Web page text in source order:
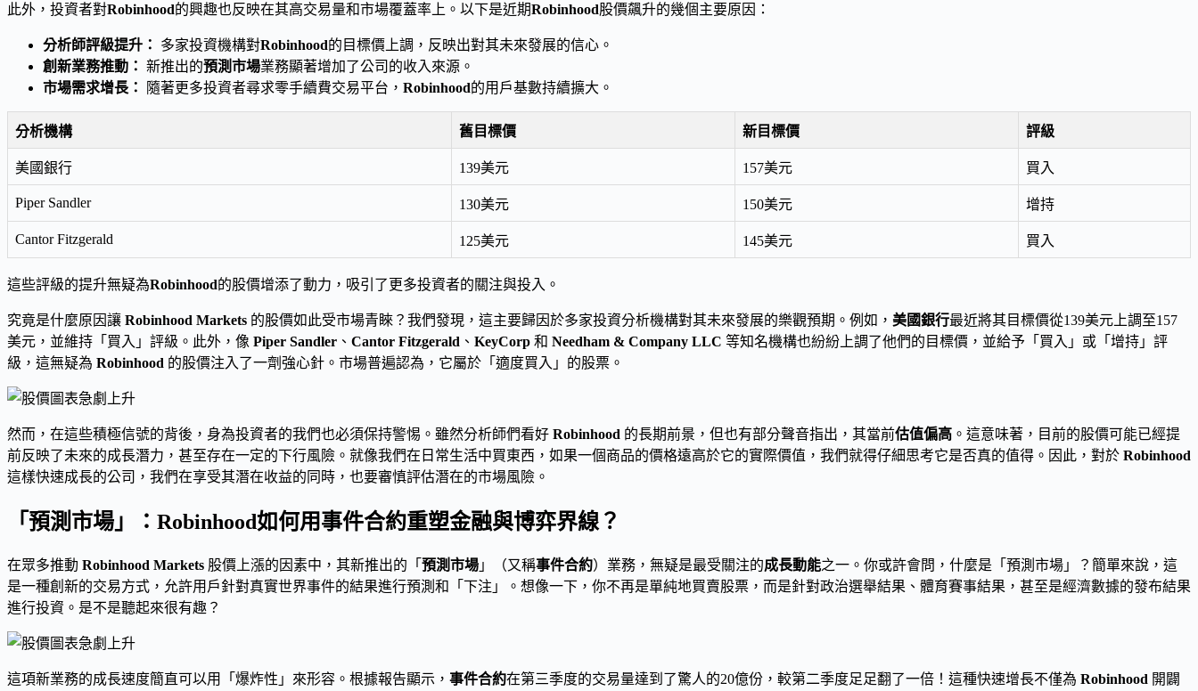
此外，投資者對Robinhood的興趣也反映在其高交易量和市場覆蓋率上。以下是近期Robinhood股價飆升的幾個主要原因：
分析師評級提升： 多家投資機構對Robinhood的目標價上調，反映出對其未來發展的信心。
創新業務推動： 新推出的預測市場業務顯著增加了公司的收入來源。
市場需求增長：
隨著更多投資者尋求零手續費交易平台， Robinhood的用戶基數持續擴大。
分析機構 舊目標價 新目標價 評級
美國銀行 139美元 157美元 買入
Piper Sandler 130美元 150美元 增持
Cantor Fitzgerald 125美元 145美元 買入
這些評級的提升無疑為Robinhood的股價增添了動力，吸引了更多投資者的關注與投入。
究竟是什麼原因讓 Robinhood Markets 的股價如此受市場青睞？我們發現，這主要歸因於多家投資分析機構對其未來發展的樂觀預期。例如， 美國銀行最近將其目標價從139美元上調至157
美元，並維持「買入」評級。此外，像 Piper Sandler 、 Cantor Fitzgerald 、 KeyCorp 和 Needham & Company LLC 等知名機構也紛紛上調了他們的目標價，並給予「買入」或「增持」評
級，這無疑為 Robinhood 的股價注入了一劑強心針。市場普遍認為，它屬於「適度買入」的股票。
然而，在這些積極信號的背後，身為投資者的我們也必須保持警惕。雖然分析師們看好 Robinhood 的長期前景，但也有部分聲音指出，其當前估值偏高 。這意味著，目前的股價可能已經提
前反映了未來的成長潛力，甚至存在一定的下行風險。就像我們在日常生活中買東西，如果一個商品的價格遠高於它的實際價值，我們就得仔細思考它是否真的值得。因此，對於 Robinhood
這樣快速成長的公司，我們在享受其潛在收益的同時，也要審慎評估潛在的市場風險。
「預測市場」：Robinhood如何用事件合約重塑金融與博弈界線？
在眾多推動 Robinhood Markets 股價上漲的因素中，其新推出的「 預測市場 」（又稱事件合約）業務，無疑是最受關注的成長動能之一。你或許會問，什麼是「預測市場」？簡單來說，這
是一種創新的交易方式，允許用戶針對真實世界事件的結果進行預測和「下注」。想像一下，你不再是單純地買賣股票，而是針對政治選舉結果、體育賽事結果，甚至是經濟數據的發布結果
進行投資。是不是聽起來很有趣？
這項新業務的成長速度簡直可以用「爆炸性」來形容。根據報告顯示， 事件合約在第三季度的交易量達到了驚人的20億份，較第二季度足足翻了一倍！這種快速增長不僅為 Robinhood 開闢